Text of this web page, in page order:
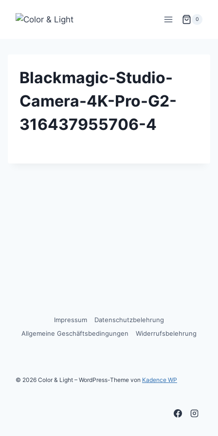
Inhalt
0
Blackmagic-Studio-
Camera-4K-Pro-G2-
316437955706-4
Impressum
Datenschutzbelehrung
Allgemeine Geschäftsbedingungen
Widerrufsbelehrung
© 2026 Color & Light – WordPress-Theme von Kadence WP